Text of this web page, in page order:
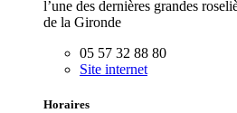
l’une des dernières grandes
de la Gironde
05 57 32 88 80
Site internet
Horaires